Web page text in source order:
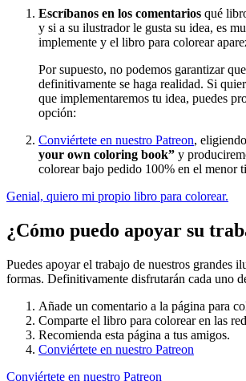
Escríbanos en los comentarios qué
y si a su ilustrador le gusta su idea, es
implemente y el libro para colorear
Por supuesto, no podemos garantizar
definitivamente se haga realidad. Si
que implementaremos tu idea, puedes
opción:
Conviértete en nuestro Patreon,
your own coloring book” y
colorear bajo pedido 100% en el menor
Genial, quiero mi propio libro para colorear.
¿Cómo puedo apoyar su
Puedes apoyar el trabajo de nuestros grandes
formas. Definitivamente disfrutarán cada uno
Añade un comentario a la página para
Comparte el libro para colorear en las
Recomienda esta página a tus amigos.
Conviértete en nuestro Patreon
Conviértete en nuestro Patreon